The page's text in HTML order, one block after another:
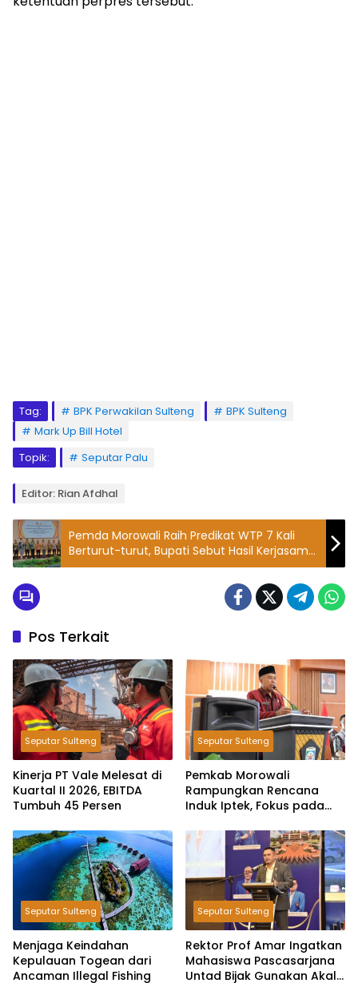
Tag: BPK Perwakilan Sulteng
BPK Sulteng
Mark Up Bill Hotel
Topik:
Seputar Palu
Editor: Rian Afdhal
Pemda Morowali Raih Predikat WTP 7 Kali
Berturut-turut, Bupati Sebut Hasil Kerjasama
OPD
Pos Terkait
Seputar Sulteng
Kinerja PT Vale Melesat di
Kuartal II 2026, EBITDA
Tumbuh 45 Persen
Seputar Sulteng
Pemkab Morowali
Rampungkan Rencana
Induk Iptek, Fokus pada
Seputar Sulteng
Menjaga Keindahan
Kepulauan Togean dari
Ancaman Illegal Fishing
Seputar Sulteng
Rektor Prof Amar Ingatkan
Mahasiswa Pascasarjana
Untad Bijak Gunakan Akal